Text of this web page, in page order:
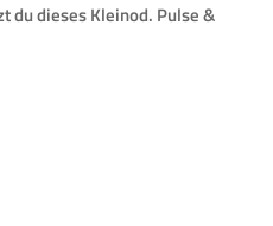
du dieses Kleinod. Pulse &